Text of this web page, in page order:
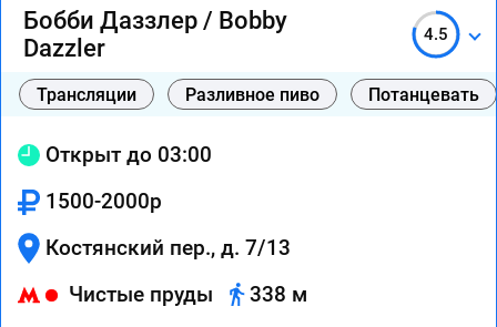
Бобби Даззлер / Bobby
Dazzler
4.5
Трансляции Разливное пиво Потанцевать
Открыт до 03:00
1500-2000р
Костянский пер., д. 7/13
Чистые пруды
338 м